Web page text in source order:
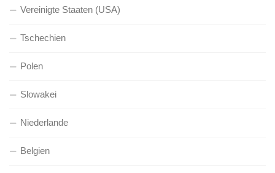
Vereinigte Staaten (USA)
Tschechien
Polen
Slowakei
Niederlande
Belgien